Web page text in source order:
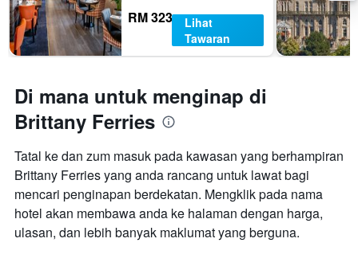
RM 323
Lihat
Tawaran
Di mana untuk menginap di
Brittany Ferries
Tatal ke dan zum masuk pada kawasan yang berhampiran
Brittany Ferries yang anda rancang untuk lawat bagi
mencari penginapan berdekatan. Mengklik pada nama
hotel akan membawa anda ke halaman dengan harga,
ulasan, dan lebih banyak maklumat yang berguna.